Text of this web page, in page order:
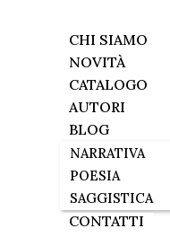
CHI SIAMO
NOVITÀ
CATALOGO
AUTORI
BLOG
NARRATIVA
POESIA
SAGGISTICA
CONTATTI